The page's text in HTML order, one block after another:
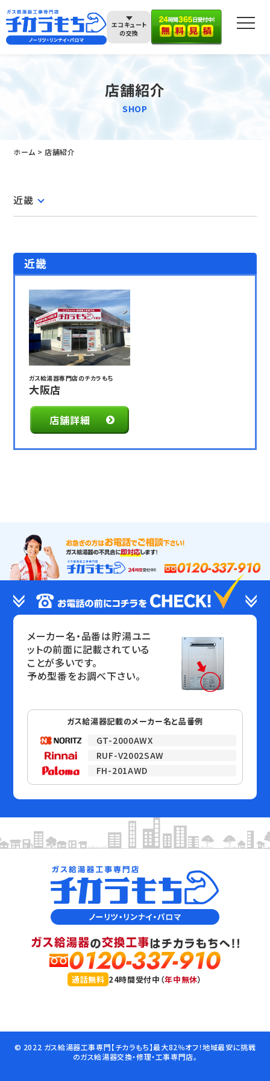
エコキュート
の交換
店舗紹介
SHOP
ホーム 店舗紹介
近畿
近畿
ガス給湯器専門店のチカラもち
大阪店
店舗詳細
0120-337-910
メーカー名・品番は貯湯ユニ
ットの前面に記載されている
ことが多いです。
予め型番をお調べ下さい。
ガス給湯器記載のメーカー名と品番例
GT-2000AWX
RUF-V2002SAW
FH-201AWD
0120-337-910
通話無料 24時間受付中（年中無休）
© 2022 ガス給湯器工事専門【チカラもち】最大82％オフ！地域最安に挑戦
のガス給湯器交換・修理・工事専門店。